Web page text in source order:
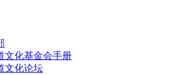
文化基金会手册
文化论坛